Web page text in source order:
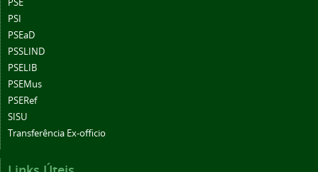
PSE
PSI
PSEaD
PSSLIND
PSELIB
PSEMus
PSERef
SISU
Transferência Ex-officio